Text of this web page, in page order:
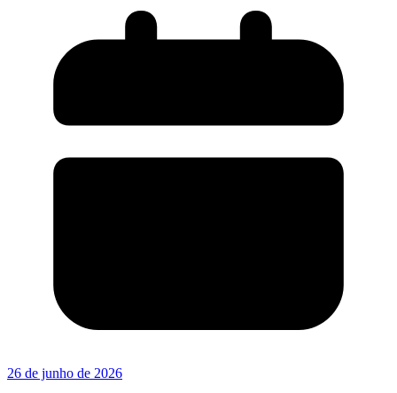
26 de junho de 2026